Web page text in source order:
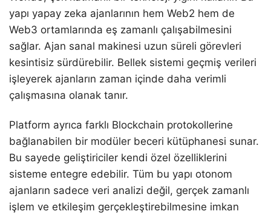
yapı yapay zeka ajanlarının hem Web2 hem de
Web3 ortamlarında eş zamanlı çalışabilmesini
sağlar. Ajan sanal makinesi uzun süreli görevleri
kesintisiz sürdürebilir. Bellek sistemi geçmiş verileri
işleyerek ajanların zaman içinde daha verimli
çalışmasına olanak tanır.
Platform ayrıca farklı Blockchain protokollerine
bağlanabilen bir modüler beceri kütüphanesi sunar.
Bu sayede geliştiriciler kendi özel özelliklerini
sisteme entegre edebilir. Tüm bu yapı otonom
ajanların sadece veri analizi değil, gerçek zamanlı
işlem ve etkileşim gerçekleştirebilmesine imkan